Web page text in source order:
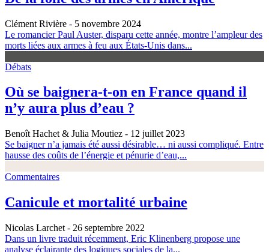
Clément Rivière - 5 novembre 2024
Le romancier Paul Auster, disparu cette année, montre l’ampleur des
morts liées aux armes à feu aux États-Unis dans...
Débats
Où se baignera-t-on en France quand il
n’y aura plus d’eau ?
Benoît Hachet & Julia Moutiez - 12 juillet 2023
Se baigner n’a jamais été aussi désirable… ni aussi compliqué. Entre
hausse des coûts de l’énergie et pénurie d’eau,...
Commentaires
Canicule et mortalité urbaine
Nicolas Larchet - 26 septembre 2022
Dans un livre traduit récemment, Eric Klinenberg propose une
analyse éclairante des logiques sociales de la...